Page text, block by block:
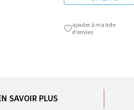
ajouter à ma liste
d’envies
SAVOIR PLUS